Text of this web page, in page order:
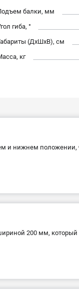
балки, мм
гиба, °
(ДхШхВ), см
кг
и нижнем положении,
200 мм,